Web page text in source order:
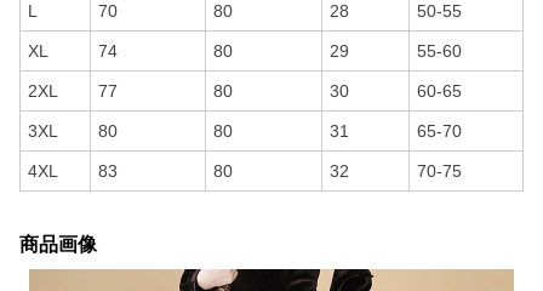
L 70 80 28 50-55
XL 74 80 29 55-60
2XL 77 80 30 60-65
3XL 80 80 31 65-70
4XL 83 80 32 70-75
商品画像